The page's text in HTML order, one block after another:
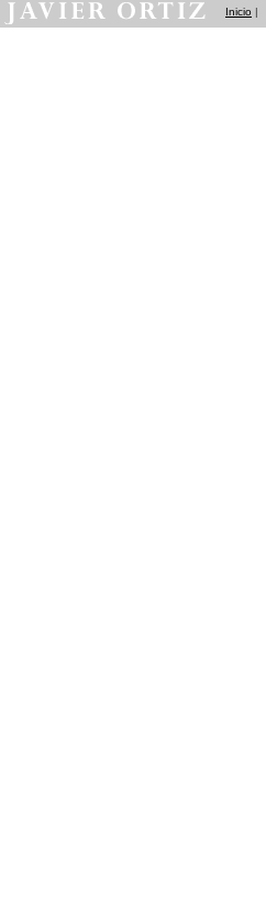
Inicio |